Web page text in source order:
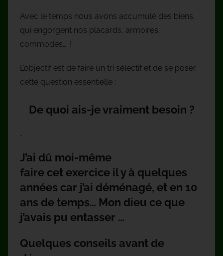
Avec le temps nous avons accumulé des biens,
qui engorgent nos placards, armoires,
commodes…. !
L’objectif est de faire un tri sélectif et de se poser
cette question essentielle :
De quoi ais-je vraiment besoin ?
J’ai dû moi-même
faire cet exercice il y à quelques
années car j’ai déménagé, et en 10
ans de temps… Mon dieu ce que
j’avais pu entasser …
Quelques conseils avant de